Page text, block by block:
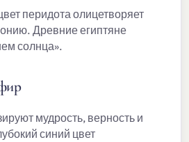
перидота олицетворяет
Древние египтяне
солнца».
мудрость, верность и
синий цвет